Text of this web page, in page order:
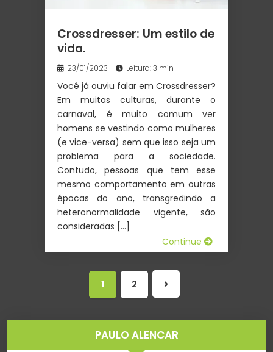
Crossdresser: Um estilo de
vida.
23/01/2023 Leitura: 3 min
Você já ouviu falar em Crossdresser?
Em muitas culturas, durante o
carnaval, é muito comum ver
homens se vestindo como mulheres
(e vice-versa) sem que isso seja um
problema para a sociedade.
Contudo, pessoas que tem esse
mesmo comportamento em outras
épocas do ano, transgredindo a
heteronormalidade vigente, são
consideradas […]
Continue
1 2
Próxima
PAULO ALENCAR